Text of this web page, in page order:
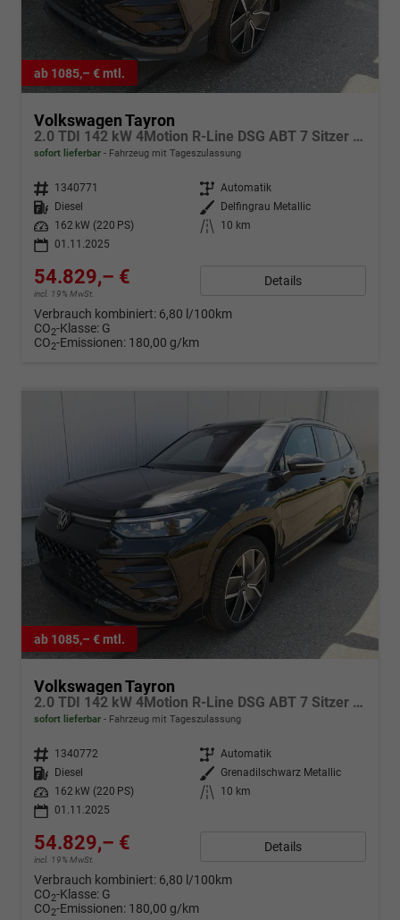
ab 1085,– € mtl.
Volkswagen Tayron
2.0 TDI 142 kW 4Motion R-Line DSG ABT 7 Sitzer Pano Standh.
sofort lieferbar Fahrzeug mit Tageszulassung
Fahrzeugnr. 1340771 Getriebe Automatik
Kraftstoff
Diesel Außenfarbe
Delfingrau Metallic
Leistung
162 kW (220 PS) Kilometerstand
10 km
01.11.2025
54.829,– €
incl. 19% MwSt.
Details
Verbrauch kombiniert: 6,80 l/100km
CO2-Klasse: G
CO2-Emissionen: 180,00 g/km
ab 1085,– € mtl.
Volkswagen Tayron
2.0 TDI 142 kW 4Motion R-Line DSG ABT 7 Sitzer Pano Standh.
sofort lieferbar Fahrzeug mit Tageszulassung
Fahrzeugnr. 1340772 Getriebe Automatik
Kraftstoff
Diesel Außenfarbe
Grenadilschwarz Metallic
Leistung
162 kW (220 PS) Kilometerstand
10 km
01.11.2025
54.829,– €
incl. 19% MwSt.
Details
Verbrauch kombiniert: 6,80 l/100km
CO2-Klasse: G
CO2-Emissionen: 180,00 g/km